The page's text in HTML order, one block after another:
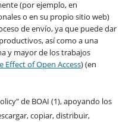
(por ejemplo, en
o en su propio sitio web)
de envío, ya que puede dar
así como a una
y mayor de los trabajos
Effect of Open Access) (en
de BOAI (1), apoyando los
copiar, distribuir,